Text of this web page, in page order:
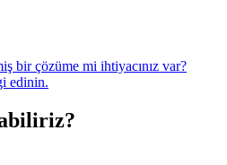
bir çözüme mi ihtiyacınız var?
edinin.